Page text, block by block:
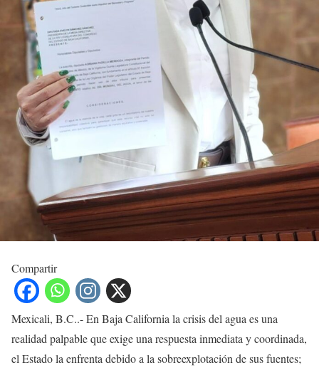
Compartir
Mexicali, B.C..- En Baja California la crisis del agua es una
realidad palpable que exige una respuesta inmediata y coordinada,
el Estado la enfrenta debido a la sobreexplotación de sus fuentes;